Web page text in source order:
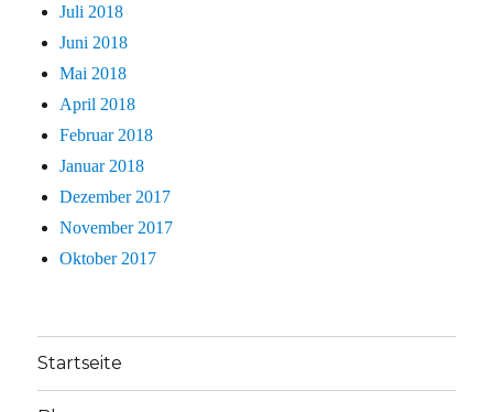
Juli 2018
Juni 2018
Mai 2018
April 2018
Februar 2018
Januar 2018
Dezember 2017
November 2017
Oktober 2017
Startseite